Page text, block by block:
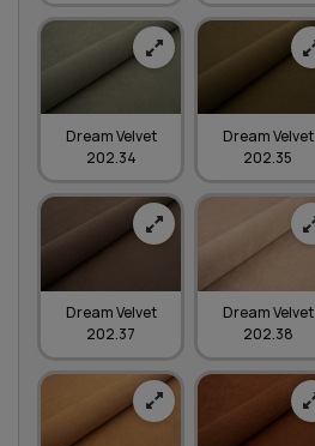
Dream Velvet
202.34
Dream Velvet
202.35
Dream Velvet
202.37
Dream Velvet
202.38